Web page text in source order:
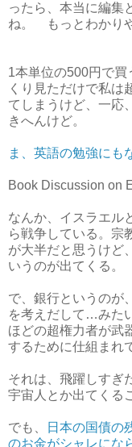
ったら、本当に編集
ね。 もっとわかり
1本単位の500円で
くり見ただけで私は
てしまうけど、一
きへんけど。
ま、英語の勉強にも
Book Discussion on
なんか、イスラエル
ら戦争している。宗
が大半だと思うけど
いうのが出てくる。
で、銀行というのが
を考えだして…みた
ほどの超権力者が武
するために仕組まれ
それは、飛躍しすぎ
宇宙人とか出てくる
でも、
日本の国債の
のお金がシャレにな